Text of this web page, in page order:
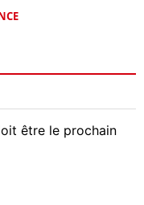
être le prochain